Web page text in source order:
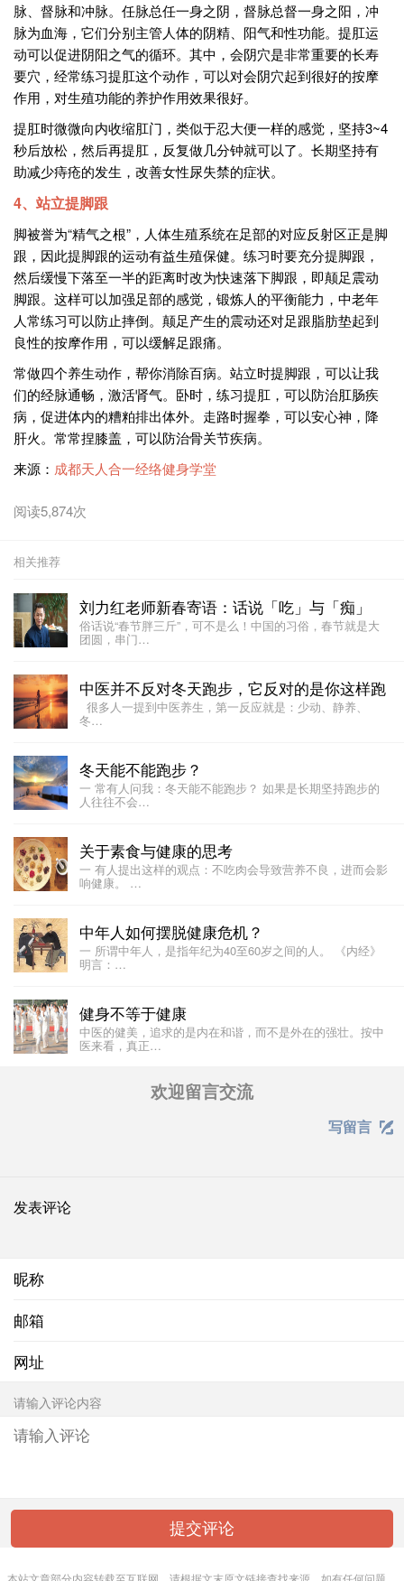
脉、督脉和冲脉。任脉总任一身之阴，督脉总督一身之阳，冲
脉为血海，它们分别主管人体的阴精、阳气和性功能。提肛运
动可以促进阴阳之气的循环。其中，会阴穴是非常重要的长寿
要穴，经常练习提肛这个动作，可以对会阴穴起到很好的按摩
作用，对生殖功能的养护作用效果很好。
提肛时微微向内收缩肛门，类似于忍大便一样的感觉，坚持3~4
秒后放松，然后再提肛，反复做几分钟就可以了。长期坚持有
助减少痔疮的发生，改善女性尿失禁的症状。
4、站立提脚跟
脚被誉为“精气之根”，人体生殖系统在足部的对应反射区正是脚
跟，因此提脚跟的运动有益生殖保健。练习时要充分提脚跟，
然后缓慢下落至一半的距离时改为快速落下脚跟，即颠足震动
脚跟。这样可以加强足部的感觉，锻炼人的平衡能力，中老年
人常练习可以防止摔倒。颠足产生的震动还对足跟脂肪垫起到
良性的按摩作用，可以缓解足跟痛。
常做四个养生动作，帮你消除百病。站立时提脚跟，可以让我
们的经脉通畅，激活肾气。卧时，练习提肛，可以防治肛肠疾
病，促进体内的糟粕排出体外。走路时握拳，可以安心神，降
肝火。常常捏膝盖，可以防治骨关节疾病。
来源： 成都天人合一经络健身学堂
阅读5,874次
相关推荐
刘力红老师新春寄语：话说「吃」与「痴」
俗话说“春节胖三斤”，可不是么！中国的习俗，春节就是大
团圆，串门…
中医并不反对冬天跑步，它反对的是你这样跑
很多人一提到中医养生，第一反应就是：少动、静养、
冬…
冬天能不能跑步？
一 常有人问我：冬天能不能跑步？ 如果是长期坚持跑步的
人往往不会…
关于素食与健康的思考
一 有人提出这样的观点：不吃肉会导致营养不良，进而会影
响健康。 …
中年人如何摆脱健康危机？
一 所谓中年人，是指年纪为40至60岁之间的人。 《内经》
明言：…
健身不等于健康
中医的健美，追求的是内在和谐，而不是外在的强壮。按中
医来看，真正…
欢迎留言交流
写留言 
发表评论
昵称
邮箱
网址
请输入评论内容